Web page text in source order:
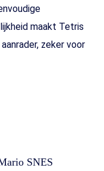
maakt Tetris
zeker voor
SNES